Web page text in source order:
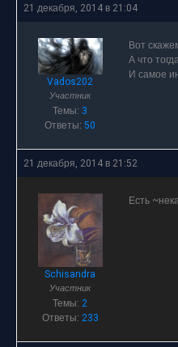
21 декабря, 2014 в 21:04
Vados202
Участник
Темы: 3
Ответы: 50
Вот
А что
И самое
21 декабря, 2014 в 21:52
Schisandra
Участник
Темы: 2
Ответы: 233
Есть